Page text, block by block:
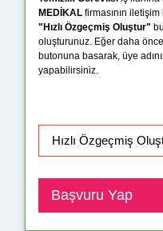
MEDİKAL firmasının
"Hızlı Özgeçmiş Oluştur"
oluşturunuz. Eğer daha
butonuna basarak, üye
yapabilirsiniz.